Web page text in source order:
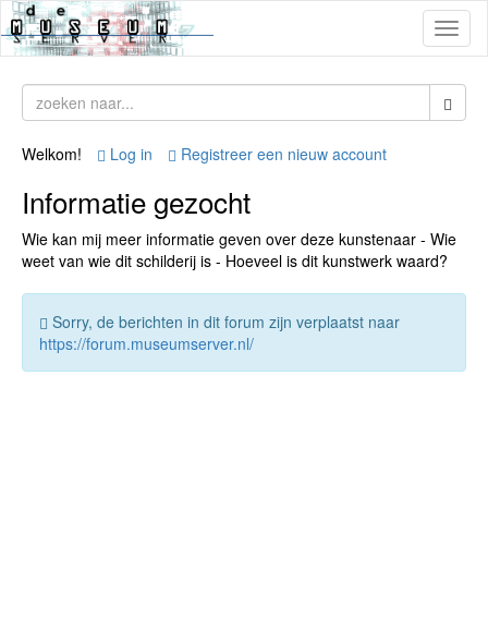
Welkom! Log in Registreer een nieuw account
Informatie gezocht
Wie kan mij meer informatie geven over deze kunstenaar - Wie
weet van wie dit schilderij is - Hoeveel is dit kunstwerk waard?
Sorry, de berichten in dit forum zijn verplaatst naar
https://forum.museumserver.nl/